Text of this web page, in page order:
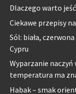
Dlaczego warto jeść
Ciekawe przepisy
Sól: biała,
Cypru
Wyparzanie
temperatura ma
Habak – smak